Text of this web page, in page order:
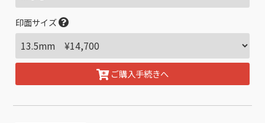
印面サイズ
ご購入手続きへ